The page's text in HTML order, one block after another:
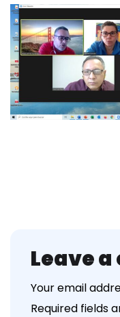
Leave
Your email
Required fields